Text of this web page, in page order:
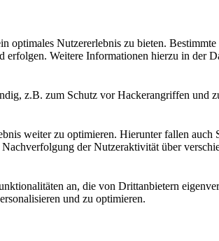
optimales Nutzererlebnis zu bieten.
Weitere Informationen hierzu in der
z.B. zum Schutz vor Hackerangriffen und
weiter zu optimieren. Hierunter fallen
der Nutzeraktivität über
an, die von Drittanbietern
und zu optimieren.